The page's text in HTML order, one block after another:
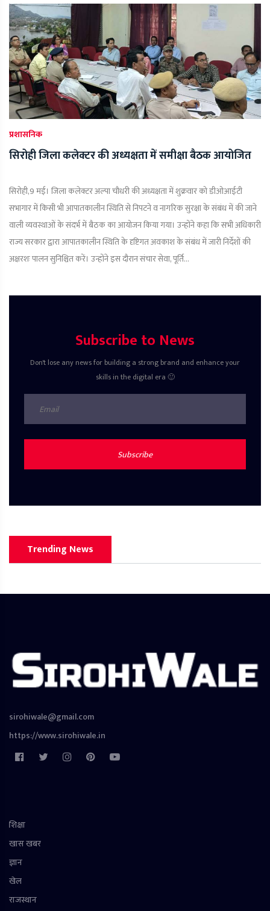
प्रशासनिक
सिरोही जिला कलेक्टर की अध्यक्षता में समीक्षा बैठक आयोजित
सिरोही,9 मई। जिला कलेक्टर अल्पा चौधरी की अध्यक्षता में शुक्रवार को डीओआईटी
सभागार में किसी भी आपातकालीन स्थिति से निपटने व नागरिक सुरक्षा के संबंध में की जाने
वाली व्यवस्थाओं के संदर्भ में बैठक का आयोजन किया गया। उन्होंने कहा कि सभी अधिकारी
राज्य सरकार द्वारा आपातकालीन स्थिति के दृष्टिगत अवकाश के संबंध में जारी निर्देशों की
अक्षरशः पालन सुनिश्चित करें। उन्होंने इस दौरान संचार सेवा, पूर्ति...
Subscribe to News
Don't lose any news for building a strong brand and enhance your
skills in the digital era 🙂
Subscribe
Trending News
sirohiwale@gmail.com
https://www.sirohiwale.in
शिक्षा
खास खबर
ज्ञान
खेल
राजस्थान